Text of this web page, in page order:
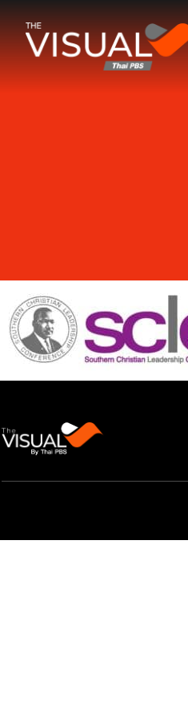
ข้ามไปยังเนื้อหา